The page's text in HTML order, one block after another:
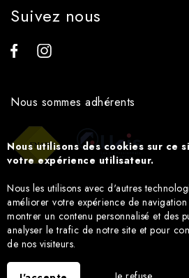
Suivez nous
Nous sommes adhérents
Nous utilisons des cookies sur ce
votre expérience utilisateur.
Nous les utilisons avec d'autres
améliorer votre expérience de
montrer un contenu personnalisé et des
analyser le trafic de notre site et pour
de nos visiteurs.